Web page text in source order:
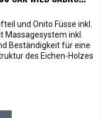
und Onito Füsse inkl.
Massagesystem inkl.
Beständigkeit für eine
des Eichen-Holzes
Aura. Dieses...